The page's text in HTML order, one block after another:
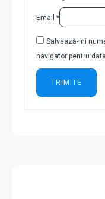
Email *
Salvează-mi
navigator pentru